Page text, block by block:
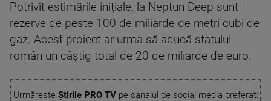
Potrivit estimările inițiale, la Neptun Deep sunt
rezerve de peste 100 de miliarde de metri cubi de
gaz. Acest proiect ar urma să aducă statului
român un câștig total de 20 de miliarde de euro.
Urmărește Știrile PRO TVpe canalul de social media preferat: